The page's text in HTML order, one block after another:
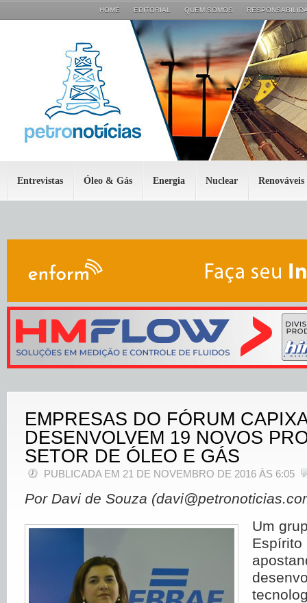
HOME EDITORIAL QUEM SOMOS
Entrevistas Óleo & Gás Energia Nuclear Renováveis
EMPRESAS DO FÓRUM
DESENVOLVEM 19 NOVOS
SETOR DE ÓLEO E GÁS
PUBLICADA EM 21 DE NOVEMBRO DE 2016 ÀS 6:05
Por Davi de Souza
Um